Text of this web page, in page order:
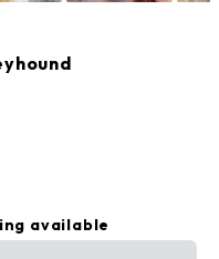
available